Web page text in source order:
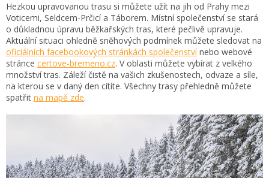
Hezkou upravovanou trasu si můžete užít na jih od Prahy mezi
Voticemi, Seldcem-Prčicí a Táborem. Místní společenství se stará
o důkladnou úpravu běžkařských tras, které pečlivě upravuje.
Aktuální situaci ohledně sněhových podmínek můžete sledovat na
oficiálních facebookových stránkách společenstvínebo webové
stránce certove-bremeno.cz. V oblasti můžete vybírat z velkého
množství tras. Záleží čistě na vašich zkušenostech, odvaze a síle,
na kterou se v daný den cítíte. Všechny trasy přehledně můžete
spatřit na mapě zde.